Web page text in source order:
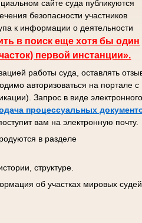
сайте суда публикуются
безопасности участников
к информации о деятельности
в поиск еще хотя бы один
первой инстанции».
работы суда, оставлять
авторизоваться на портале с
Запрос в виде электронного
процессуальных
вам на электронную почту.
в разделе
структуре.
об участках мировых судей